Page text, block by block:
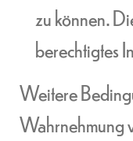
zu können.
berechtigtes
Weitere
Wahrnehmung